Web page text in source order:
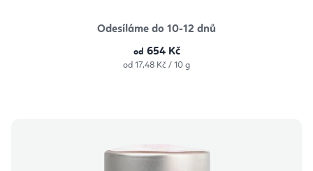
Odesíláme do 10-12 dnů
od 654 Kč
Měrná
od 17,48 Kč / 10 g